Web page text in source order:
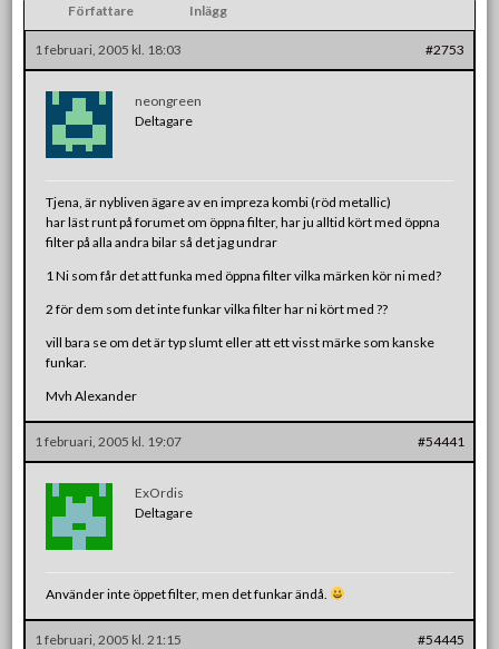
Författare Inlägg
1 februari, 2005 kl. 18:03 #2753
neongreen
Deltagare
Tjena, är nybliven ägare av en impreza kombi (röd metallic)
har läst runt på forumet om öppna filter, har ju alltid kört med öppna
filter på alla andra bilar så det jag undrar
1 Ni som får det att funka med öppna filter vilka märken kör ni med?
2 för dem som det inte funkar vilka filter har ni kört med ??
vill bara se om det är typ slumt eller att ett visst märke som kanske
funkar.
Mvh Alexander
1 februari, 2005 kl. 19:07 #54441
ExOrdis
Deltagare
Använder inte öppet filter, men det funkar ändå.
1 februari, 2005 kl. 21:15 #54445